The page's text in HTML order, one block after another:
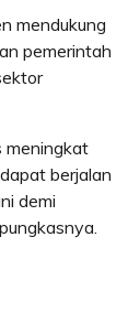
mendukung
pemerintah
meningkat
berjalan
demi